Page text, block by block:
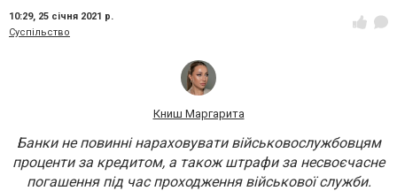
10:29, 25 січня 2021 р.
Суспільство
Книш Маргарита
Банки не повинні нараховувати військовослужбовцям
проценти за кредитом, а також штрафи за несвоєчасне
погашення під час проходження військової служби.